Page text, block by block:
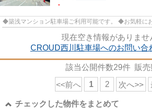
-
◆築浅マンション駐車場ご利用可能です。 ◆お気軽に
現在空き情報がありませ
CROUD西川駐車場へのお問い合
該当公開件数29件 販売
<<前へ 1 2 次へ>>
チェックした物件をまとめて